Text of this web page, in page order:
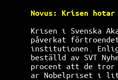
Novus: Krisen
Krisen i
påverkat
institutionen. Enligt
beställd av SVT
procent att de tror
ar Nobelpriset i